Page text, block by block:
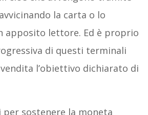
la carta o lo
apposito lettore. Ed è proprio
di questi terminali
l’obiettivo dichiarato di
sostenere la moneta